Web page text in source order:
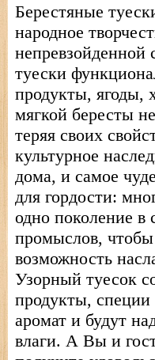
Берестяные
народное
непревзойденной
туески
продукты, ягоды,
мягкой бересты
теряя своих
культурное
дома, и самое
для гордости:
одно поколение в
промыслов,
возможность
Узорный туесок
продукты,
аромат и будут
влаги. А Вы и